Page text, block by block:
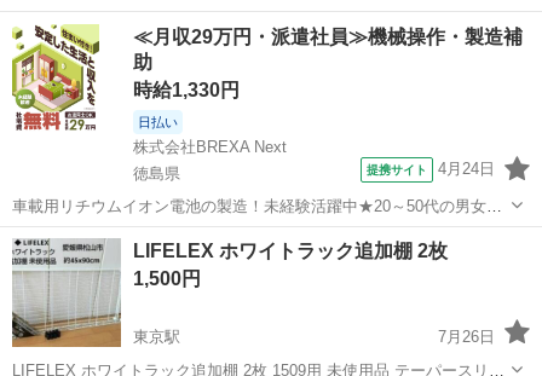
≪月収29万円・派遣社員≫機械操作・製造補
助
時給1,330円
日払い
株式会社BREXA Next
徳島県
提携サイト 4月24日
車載用リチウムイオン電池の製造！未経験活躍中★20～50代の男女活
躍中！寮費無料★備品付き1R寮完備！自宅からマイカー通勤OK！無料
駐車場完備◎正社員登用制度あり！《徳島県板野郡松茂町》 人気の工
場のお仕事 ◇車載用リチウ...
徳島 その他
LIFELEX ホワイトラック追加棚 2枚
1,500円
東京駅
7月26日
LIFELEX ホワイトラック追加棚 2枚 1509用 未使用品 テーパースリー